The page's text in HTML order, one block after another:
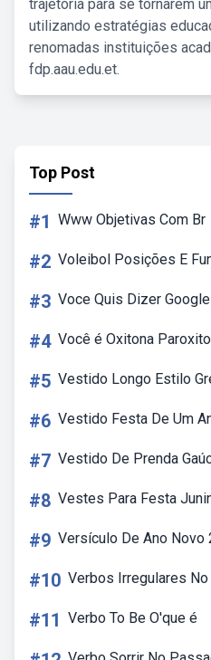
trajetória para se tornarem
utilizando estratégias
renomadas instituições
fdp.aau.edu.et.
Top Post
#1 Www Objetivas Com Br
#2 Voleibol Posições E
#3 Voce Quis Dizer Google
#4 Você é Oxitona
#5 Vestido Longo Estilo
#6 Vestido Festa De Um
#7 Vestido De Prenda
#8 Vestes Para Festa
#9 Versículo De Ano Novo
#10 Verbos Irregulares
#11 Verbo To Be O'que é